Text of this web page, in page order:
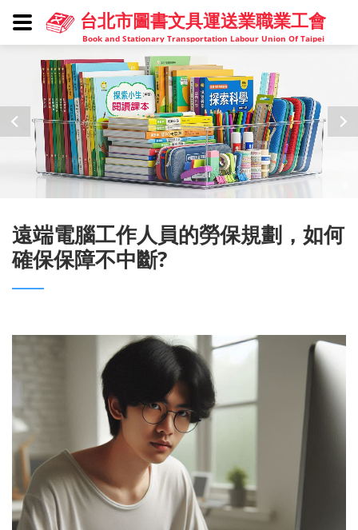
台北市圖書文具運送業職業工會
Book and Stationary Transportation Labour Union Of Taipei
遠端電腦工作人員的勞保規劃，如何
確保保障不中斷?